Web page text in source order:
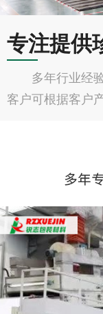
专注提供
多年行业经
客户可根据客户